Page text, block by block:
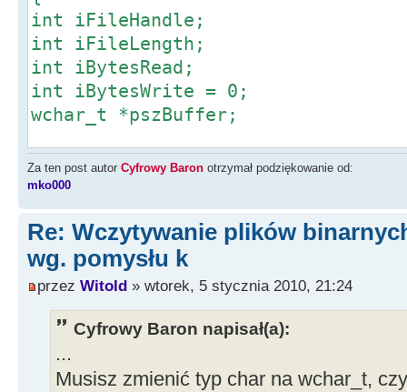
int iFileHandle;
int iFileLength;
int iBytesRead;
int iBytesWrite = 0;
wchar_t *pszBuffer;
if(OpenDialog1->Execute())
{
try
{
iFileHandle =
fmOpenRead);
FileSeek(iFileHandle, 0, 0);
iBytesRead =
Za ten post autor Cyfrowy Baron otrzymał podziękowanie od:
mko000
Re: Wczytywanie plików
wg. pomysłu k
przez Witold » wtorek, 5 stycznia 2010, 21:24
Cyfrowy Baron napisał(a):
...
Musisz zmienić typ char na wchar_t,